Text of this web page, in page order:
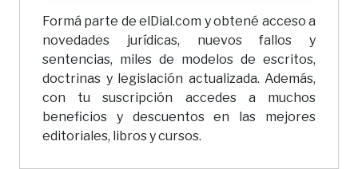
Formá parte de elDial.com y obtené acceso a
novedades jurídicas, nuevos fallos y
sentencias, miles de modelos de escritos,
doctrinas y legislación actualizada. Además,
con tu suscripción accedes a muchos
beneficios y descuentos en las mejores
editoriales, libros y cursos.